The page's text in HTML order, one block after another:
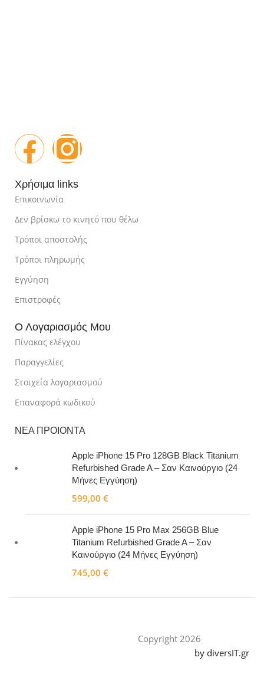
Χρήσιμα links
Επικοινωνία
Δεν βρίσκω το κινητό που θέλω
Τρόποι αποστολής
Τρόποι πληρωμής
Εγγύηση
Επιστροφές
Ο Λογαριασμός Μου
Πίνακας ελέγχου
Παραγγελίες
Στοιχεία λογαριασμού
Επαναφορά κωδικού
ΝΕΑ ΠΡΟΙΟΝΤΑ
Apple iPhone 15 Pro 128GB Black Titanium
Refurbished Grade A – Σαν Καινούργιο (24
Μήνες Εγγύηση)
599,00 €
Apple iPhone 15 Pro Max 256GB Blue
Titanium Refurbished Grade A – Σαν
Καινούργιο (24 Μήνες Εγγύηση)
745,00 €
Copyright 2026
by diversIT.gr